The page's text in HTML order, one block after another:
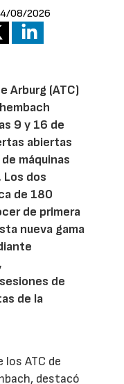
08/2026
Arburg (ATC)
9 y 16 de
abiertas
máquinas
dos
de 180
de primera
nueva gama
de
de la
ATC de
destacó